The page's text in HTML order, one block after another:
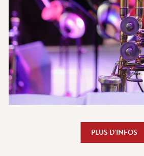
PLUS D’INFOS